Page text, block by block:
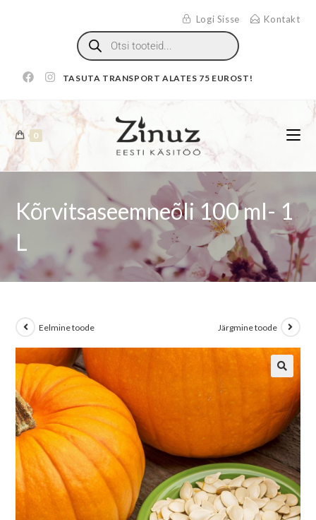
Logi Sisse Kontakt
TASUTA TRANSPORT ALATES 75 EUROST!
0
Kõrvitsaseemneõli 100 ml- 1
L
Eelmine toode Järgmine toode